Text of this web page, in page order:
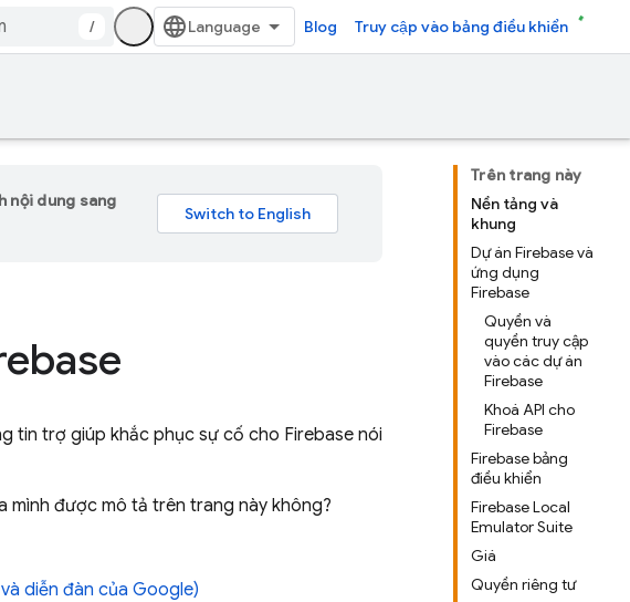
/ Blog Truy cập vào bảng điều khiển
Trên trang này
Nền tảng và
khung
Dự án Firebase và
ứng dụng
Firebase
Quyền và
quyền truy cập
vào các dự án
Firebase
Khoá API cho
Firebase
Firebase bảng
điều khiển
Firebase Local
Emulator Suite
Giá
Quyền riêng tư
nội dung sang
tin trợ giúp khắc phục sự cố cho Firebase nói
mình được mô tả trên trang này không?
diễn đàn của Google)